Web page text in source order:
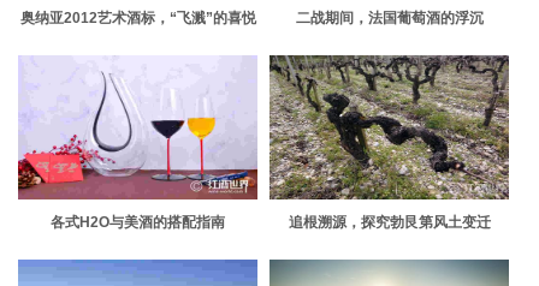
奥纳亚2012艺术酒标，“飞溅”的喜悦 二战期间，法国葡萄酒的浮沉
各式H2O与美酒的搭配指南 追根溯源，探究勃艮第风土变迁